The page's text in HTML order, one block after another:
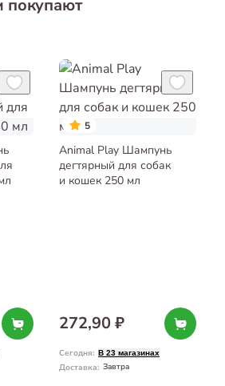
покупают
5
Animal Play Шампунь
дегтярный для собак
и кошек 250 мл
272,90 ₽
Сегодня: В 23 магазинах
Доставка: Завтра